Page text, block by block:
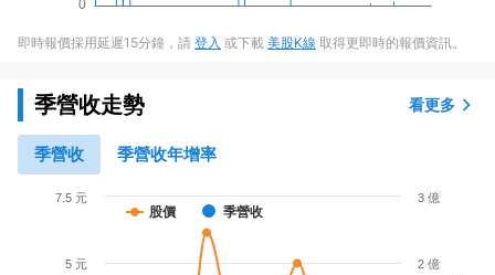
即時報價採用延遲15分鐘，請 登入 或下載 美股K線 取得更即時的報價資訊。
季營收走勢 看更多
季營收 季營收年增率
股價 季營收
5 元
7.5 元
2 億
3 億